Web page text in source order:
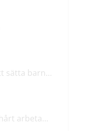
Det finns bättre alternativ än att sätta barn i fängelse
Därför talar Moderaterna om ”hårt arbetande människor”